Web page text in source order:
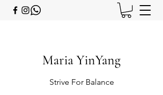
Maria YinYang
Strive For Balance